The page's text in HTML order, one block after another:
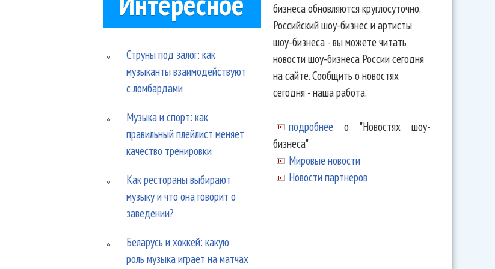
Струны под залог: как
музыканты взаимодействуют
с ломбардами
Музыка и спорт: как
правильный плейлист меняет
качество тренировки
Как рестораны выбирают
музыку и что она говорит о
заведении?
Беларусь и хоккей: какую
роль музыка играет на матчах
бизнеса обновляются круглосуточно.
Российский шоу-бизнес и артисты
шоу-бизнеса - вы можете читать
новости шоу-бизнеса России сегодня
на сайте. Сообщить о новостях
сегодня - наша работа.
подробнее о "Новостях шоу-
бизнеса"
Мировые новости
Новости партнеров